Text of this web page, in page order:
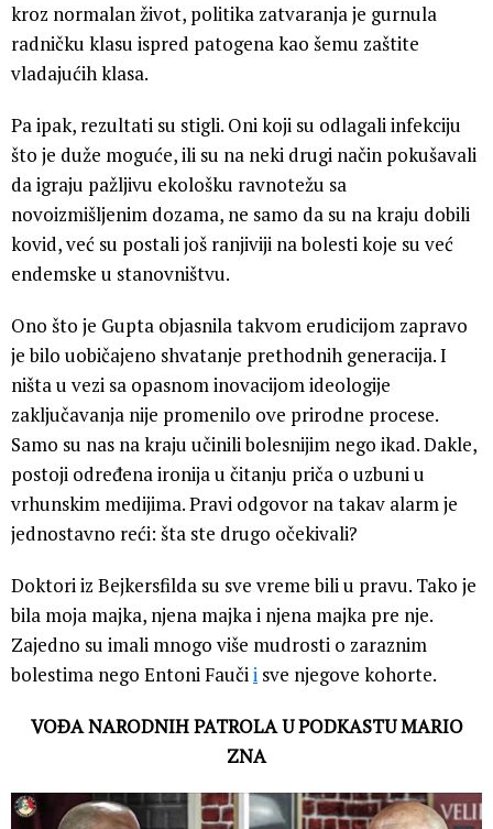
kroz normalan život, politika zatvaranja je gurnula
radničku klasu ispred patogena kao šemu zaštite
vladajućih klasa.
Pa ipak, rezultati su stigli. Oni koji su odlagali infekciju
što je duže moguće, ili su na neki drugi način pokušavali
da igraju pažljivu ekološku ravnotežu sa
novoizmišljenim dozama, ne samo da su na kraju dobili
kovid, već su postali još ranjiviji na bolesti koje su već
endemske u stanovništvu.
Ono što je Gupta objasnila takvom erudicijom zapravo
je bilo uobičajeno shvatanje prethodnih generacija. I
ništa u vezi sa opasnom inovacijom ideologije
zaključavanja nije promenilo ove prirodne procese.
Samo su nas na kraju učinili bolesnijim nego ikad. Dakle,
postoji određena ironija u čitanju priča o uzbuni u
vrhunskim medijima. Pravi odgovor na takav alarm je
jednostavno reći: šta ste drugo očekivali?
Doktori iz Bejkersfilda su sve vreme bili u pravu. Tako je
bila moja majka, njena majka i njena majka pre nje.
Zajedno su imali mnogo više mudrosti o zaraznim
bolestima nego Entoni Faučii sve njegove kohorte.
VOĐA NARODNIH PATROLA U PODKASTU MARIO
ZNA